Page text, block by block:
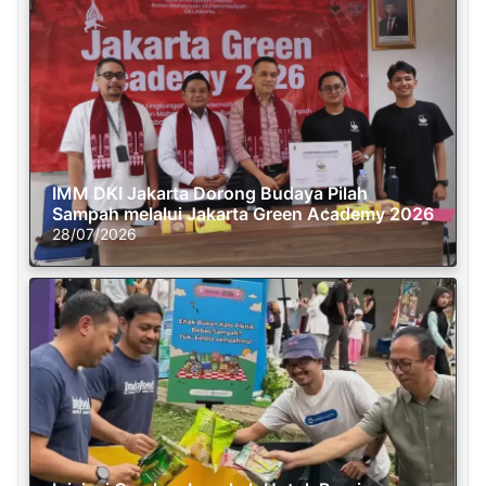
IMM DKI Jakarta Dorong Budaya Pilah
Sampah melalui Jakarta Green Academy 2026
28/07/2026